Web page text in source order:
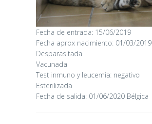
Fecha de entrada: 15/06/2019
Fecha aprox nacimiento: 01/03/2019
Desparasitada
Vacunada
Test inmuno y leucemia: negativo
Esterilizada
Fecha de salida: 01/06/2020 Bélgica
CANDY
16/06/2026